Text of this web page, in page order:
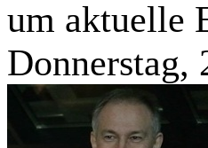
um aktuelle
Donnerstag,